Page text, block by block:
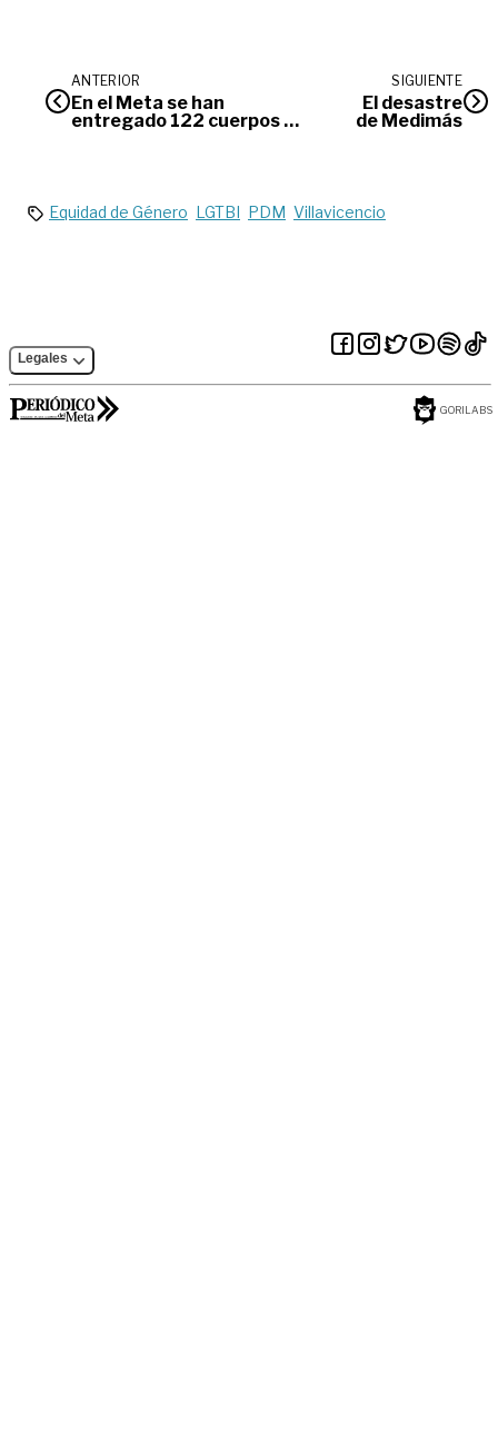
ANTERIOR
En el Meta se han
entregado 122 cuerpos de
SIGUIENTE
El desastre
de Medimás
Equidad de Género LGTBI PDM Villavicencio
Legales
GORILABS